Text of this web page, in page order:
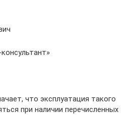
что эксплуатация такого
при наличии перечисленных